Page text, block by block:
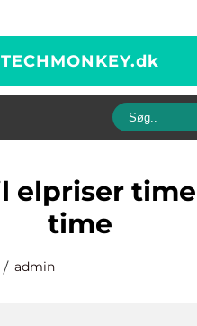
TECHMONKEY.dk
time
admin